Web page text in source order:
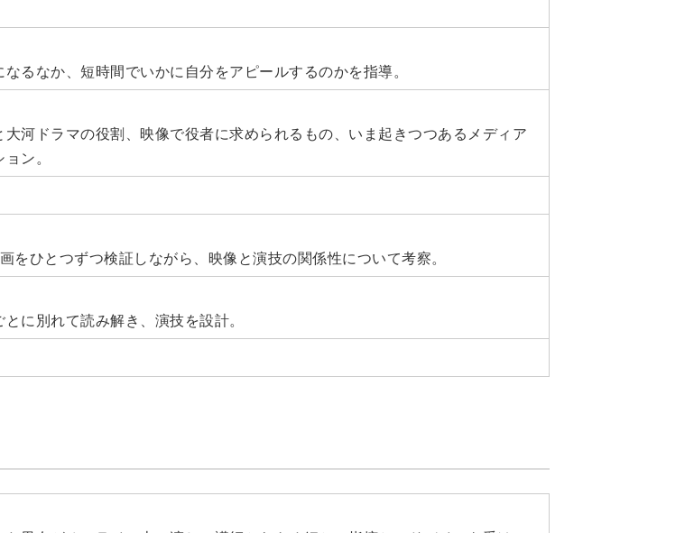
るなか、短時間でいかに自分をアピールするのかを指導。
河ドラマの役割、映像で役者に求められるもの、いま起きつつあるメディア
ン。
をひとつずつ検証しながら、映像と演技の関係性について考察。
に別れて読み解き、演技を設計。